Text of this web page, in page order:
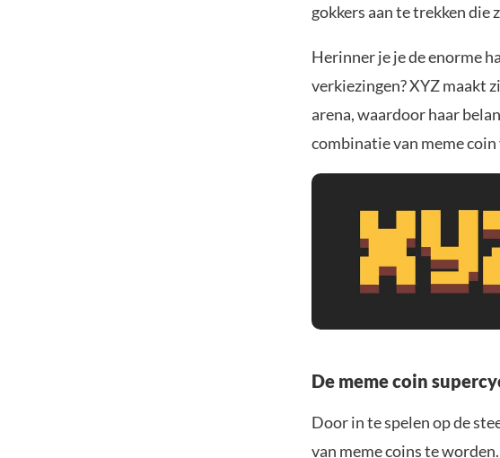
gokkers aan te trekken die
Herinner je je de enorme
verkiezingen? XYZ maakt
arena, waardoor haar
combinatie van meme
De meme coin
Door in te spelen op de
van meme coins te